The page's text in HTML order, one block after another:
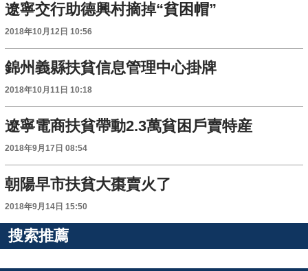
遼寧交行助德興村摘掉“貧困帽”
2018年10月12日 10:56
錦州義縣扶貧信息管理中心掛牌
2018年10月11日 10:18
遼寧電商扶貧帶動2.3萬貧困戶賣特産
2018年9月17日 08:54
朝陽早市扶貧大棗賣火了
2018年9月14日 15:50
搜索推薦